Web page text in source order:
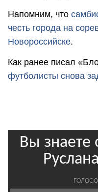
Напомним, что
честь города на
Новороссийске.
Как ранее писал
футболисты снова